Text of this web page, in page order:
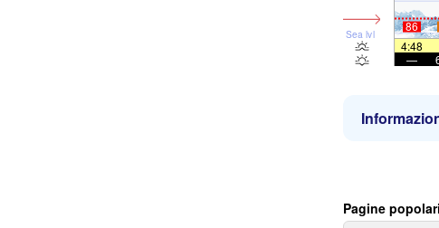
Sea lvl
86
4:48
—
Pagine